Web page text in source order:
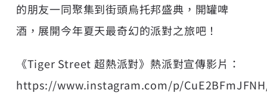
的朋友一同聚集到街頭烏托邦盛典，開罐啤
酒，展開今年夏天最奇幻的派對之旅吧！
《Tiger Street 超熱派對》熱派對宣傳影片：
https://www.instagram.com/p/